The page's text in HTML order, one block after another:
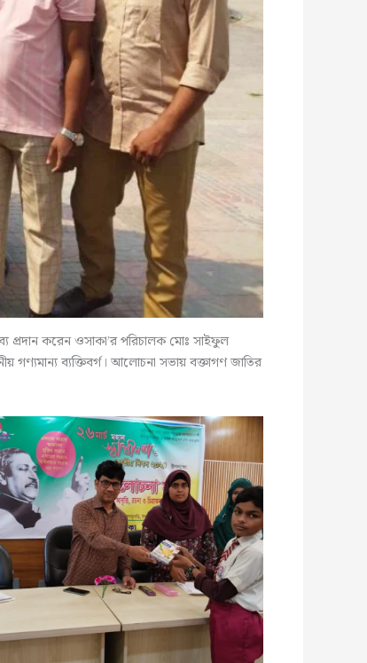
প্রদান করেন ওসাকা’র পরিচালক মোঃ সাইফুল
গণ্যমান্য ব্যক্তিবর্গ। আলোচনা সভায় বক্তাগণ জাতির